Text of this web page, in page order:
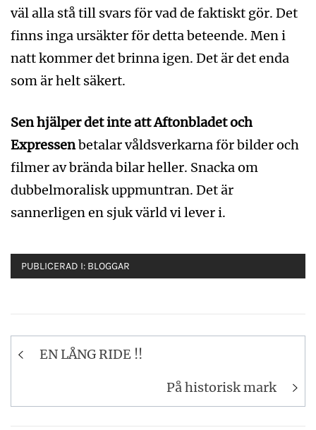
väl alla stå till svars för vad de faktiskt gör. Det
finns inga ursäkter för detta beteende. Men i
natt kommer det brinna igen. Det är det enda
som är helt säkert.
Sen hjälper det inte att Aftonbladet och
Expressenbetalar våldsverkarna för bilder och
filmer av brända bilar heller. Snacka om
dubbelmoralisk uppmuntran. Det är
sannerligen en sjuk värld vi lever i.
PUBLICERAD I: BLOGGAR
Inläggsnavigering
EN LÅNG RIDE !!
På historisk mark